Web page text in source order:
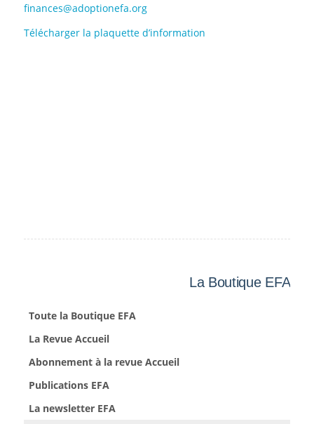
finances@adoptionefa.org
Télécharger la plaquette d’information
La Boutique EFA
Toute la Boutique EFA
La Revue Accueil
Abonnement à la revue Accueil
Publications EFA
La newsletter EFA